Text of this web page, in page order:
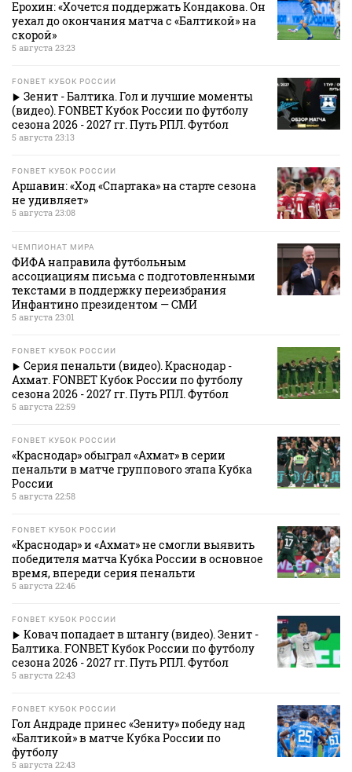
Ерохин: «Хочется поддержать Кондакова. Он
уехал до окончания матча с «Балтикой» на
скорой»
5 августа 23:23
FONBET КУБОК РОССИИ
Зенит - Балтика. Гол и лучшие моменты
(видео). FONBET Кубок России по футболу
сезона 2026 - 2027 гг. Путь РПЛ. Футбол
5 августа 23:13
FONBET КУБОК РОССИИ
Аршавин: «Ход «Спартака» на старте сезона
не удивляет»
5 августа 23:08
ЧЕМПИОНАТ МИРА
ФИФА направила футбольным
ассоциациям письма с подготовленными
текстами в поддержку переизбрания
Инфантино президентом — СМИ
5 августа 23:01
FONBET КУБОК РОССИИ
Серия пенальти (видео). Краснодар -
Ахмат. FONBET Кубок России по футболу
сезона 2026 - 2027 гг. Путь РПЛ. Футбол
5 августа 22:59
FONBET КУБОК РОССИИ
«Краснодар» обыграл «Ахмат» в серии
пенальти в матче группового этапа Кубка
России
5 августа 22:58
FONBET КУБОК РОССИИ
«Краснодар» и «Ахмат» не смогли выявить
победителя матча Кубка России в основное
время, впереди серия пенальти
5 августа 22:46
FONBET КУБОК РОССИИ
Ковач попадает в штангу (видео). Зенит -
Балтика. FONBET Кубок России по футболу
сезона 2026 - 2027 гг. Путь РПЛ. Футбол
5 августа 22:43
FONBET КУБОК РОССИИ
Гол Андраде принес «Зениту» победу над
«Балтикой» в матче Кубка России по
футболу
5 августа 22:43